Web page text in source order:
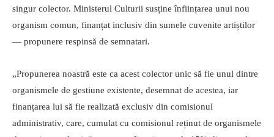
singur colector. Ministerul Culturii susține înființarea unui nou
organism comun, finanțat inclusiv din sumele cuvenite artiștilor
— propunere respinsă de semnatari.
„Propunerea noastră este ca acest colector unic să fie unul dintre
organismele de gestiune existente, desemnat de acestea, iar
finanțarea lui să fie realizată exclusiv din comisionul
administrativ, care, cumulat cu comisionul reținut de organismele